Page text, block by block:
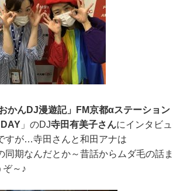
かんDJ漫遊記」FM京都αステーション
」のDJ寺田有美子さんにインタビュ
すが…寺田さんと和田アナは
同期なんだとか～昔話からムダ毛の話ま
ぞ～♪